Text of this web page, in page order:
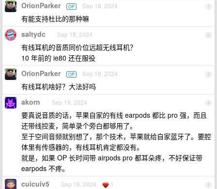
1
OrionParker OP Sep 18, 2024
有能支持杜比的那种嘛
2
saltydc Sep 18, 2024
有线耳机的音质同价位远超无线耳机？
10 年前的 ie80 还在服役
3
OrionParker OP Sep 18, 2024
有线耳机啥好？大法好吗
4
akorn Sep 18, 2024
要真说音质的话，苹果自家的有线 earpods 都比 pro 强，而且
还带线控麦，简单录个旁白都够用了。
至于空间音频就别想了，那个技术，苹果就给自家蓝牙了。要腔
体里有传感器的，有线耳机肯定都没有。
就是，如果 OP 长时间带 airpods pro 都耳朵疼，不好保证带
earpods 不疼。
5
cuicuiv5 Sep 18, 2024 1